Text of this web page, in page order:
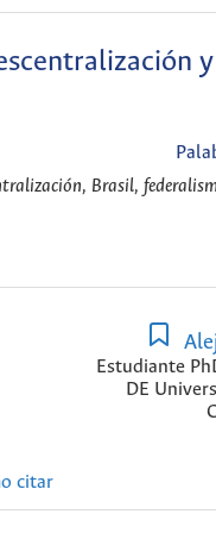
Brasil,
Estudiante
DE
citar